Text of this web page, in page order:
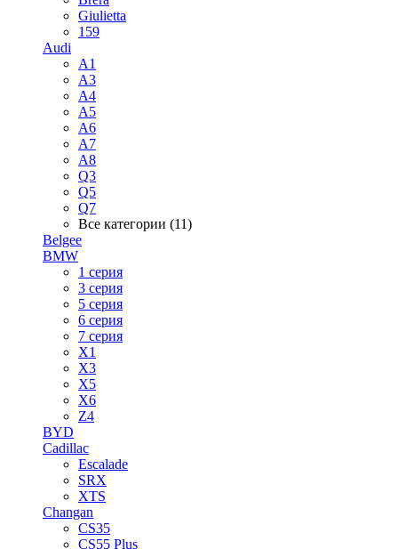
Giulietta
159
Audi
A1
A3
A4
A5
A6
A7
A8
Q3
Q5
Q7
Все категории (11)
Belgee
BMW
1 серия
3 серия
5 серия
6 серия
7 серия
X1
X3
X5
X6
Z4
BYD
Cadillac
Escalade
SRX
XTS
Changan
CS35
CS55 Plus